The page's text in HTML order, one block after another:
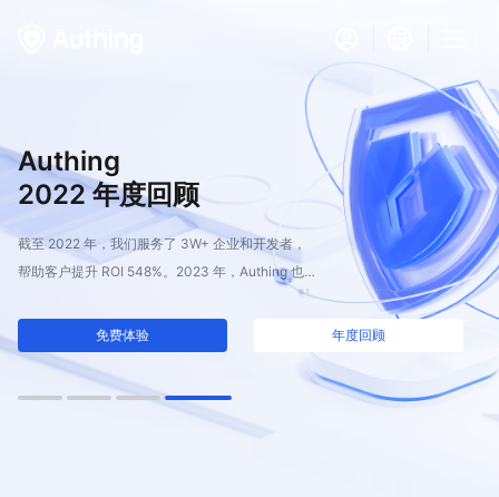
Authing
2022 年度回顾
截至 2022 年，我们服务了 3W+ 企业和开发者，
帮助客户提升 ROI 548%。2023 年，Authing 也将
免费体验 年度回顾